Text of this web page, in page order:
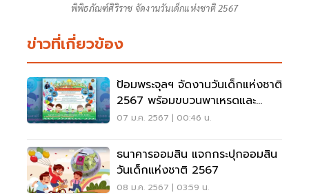
พิพิธภัณฑ์ศิริราช จัดงานวันเด็กแห่งชาติ 2567
ข่าวที่เกี่ยวข้อง
ป้อมพระจุลฯ จัดงานวันเด็กแห่งชาติ
2567 พร้อมขบวนพาเหรดและ
กิจกรรม
07 ม.ค. 2567 | 00:46 น.
ธนาคารออมสิน แจกกระปุกออมสิน
วันเด็กแห่งชาติ 2567
08 ม.ค. 2567 | 03:59 น.